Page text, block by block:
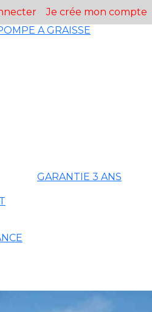
Je crée mon compte
A GRAISSE
GARANTIE 3 ANS